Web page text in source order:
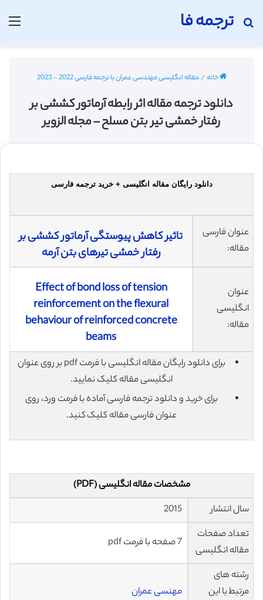
ترجمه فا
جستجو برای
خانه/مقاله انگلیسی مهندسی عمران با ترجمه فارسی 2022 - 2023
دانلود ترجمه مقاله اثر رابطه آرماتور کششی بر
رفتار خمشی تیر بتن مسلح – مجله الزویر
دانلود رایگان مقاله انگلیسی + خرید ترجمه فارسی
عنوان فارسی
مقاله:
تاثیر کاهش پیوستگی آرماتور کششی بر
رفتار خمشی تیرهای بتن آرمه
عنوان
انگلیسی
مقاله:
Effect of bond loss of tension
reinforcement on the flexural
behaviour of reinforced concrete
beams
برای دانلود رایگان مقاله انگلیسی با فرمت pdf بر روی عنوان
انگلیسی مقاله کلیک نمایید.
برای خرید و دانلود ترجمه فارسی آماده با فرمت ورد، روی
عنوان فارسی مقاله کلیک کنید.
مشخصات مقاله انگلیسی (PDF)
سال انتشار
تعداد صفحات
مقاله انگلیسی
رشته های
مرتبط با این
مهنسی عمران